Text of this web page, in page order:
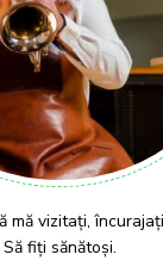
mă vizitați,
Să fiți sănătoși.